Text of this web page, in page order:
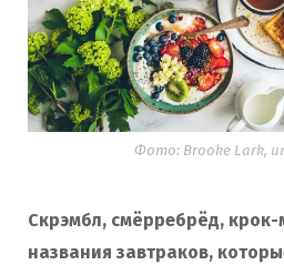
Фото: Brooke Lark,
Скрэмбл, смёрребрёд,
названия завтраков,